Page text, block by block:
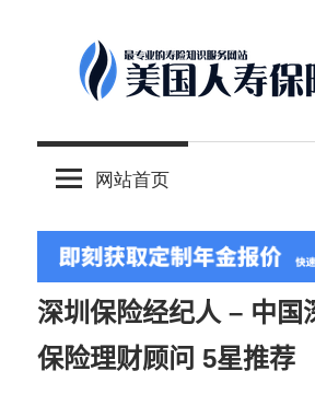
content
美
人
寿
最
国
险
网站首页
深圳保险经纪人 – 中国
保险理财顾问 5星推荐